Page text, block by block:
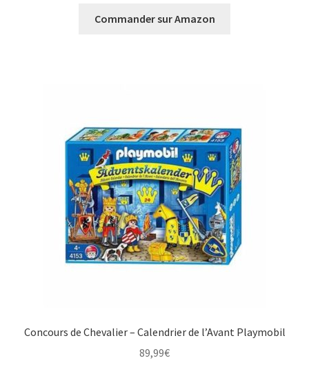
Commander sur Amazon
Concours de Chevalier – Calendrier de l’Avant Playmobil
89,99€